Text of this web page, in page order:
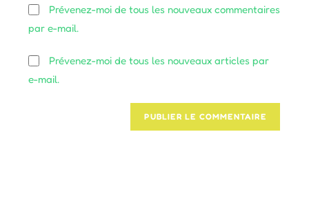
comment
votre
site
(facultatif)
Prévenez-moi de tous les nouveaux commentaires
par e-mail.
Prévenez-moi de tous les nouveaux articles par
e-mail.